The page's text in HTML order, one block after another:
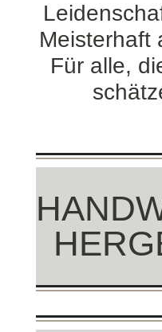
Meisterhaft
Für alle,